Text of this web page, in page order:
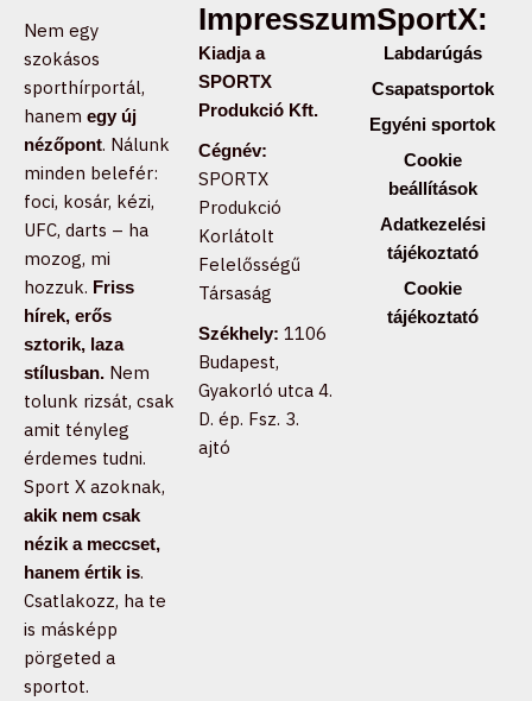
Nem egy
szokásos
sporthírportál,
hanem egy új
nézőpont. Nálunk
minden belefér:
foci, kosár, kézi,
UFC, darts – ha
mozog, mi
hozzuk. Friss
hírek, erős
sztorik, laza
stílusban. Nem
tolunk rizsát, csak
amit tényleg
érdemes tudni.
Sport X azoknak,
akik nem csak
nézik a meccset,
hanem értik is.
Csatlakozz, ha te
is másképp
pörgeted a
sportot.
Impresszum:
Kiadja a
SPORTX
Produkció Kft.
Cégnév:
SPORTX
Produkció
Korlátolt
Felelősségű
Társaság
Székhely: 1106
Budapest,
Gyakorló utca 4.
D. ép. Fsz. 3.
ajtó
SportX:
Labdarúgás
Csapatsportok
Egyéni sportok
Cookie
beállítások
Adatkezelési
tájékoztató
Cookie
tájékoztató